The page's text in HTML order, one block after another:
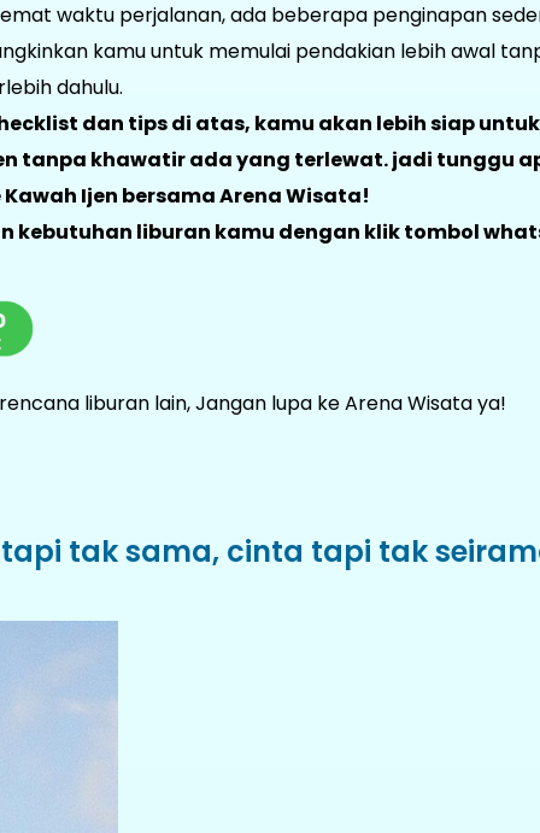
waktu perjalanan, ada beberapa penginapan
kamu untuk memulai pendakian lebih awal
dahulu.
dan tips di atas, kamu akan lebih siap
tanpa khawatir ada yang terlewat. jadi tunggu
Ijen bersama Arena Wisata!
kebutuhan liburan kamu dengan klik tombol
liburan lain, Jangan lupa ke Arena Wisata ya!
tak sama, cinta tapi tak